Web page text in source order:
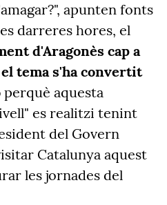
apunten fonts
darreres hores, el
d'Aragonès cap a
tema s'ha convertit
perquè aquesta
es realitzi tenint
del Govern
Catalunya aquest
les jornades del